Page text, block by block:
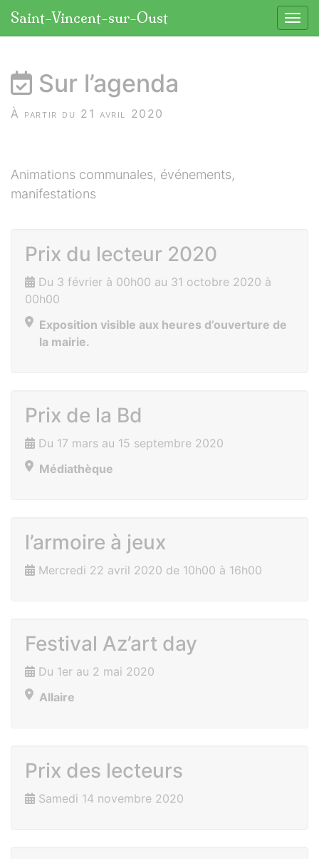
Saint-Vincent-sur-Oust
Sur l’agenda
À partir du 21 avril 2020
Animations communales, événements,
manifestations
Prix du lecteur 2020
Du 3 février à 00h00 au 31 octobre 2020 à
00h00
Exposition visible aux heures d’ouverture de
la mairie.
Prix de la Bd
Du 17 mars au 15 septembre 2020
Médiathèque
l’armoire à jeux
Mercredi 22 avril 2020 de 10h00 à 16h00
Festival Az’art day
Du 1er au 2 mai 2020
Allaire
Prix des lecteurs
Samedi 14 novembre 2020
Panneau de gestion des cookies